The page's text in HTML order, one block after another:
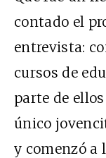
contado el
entrevista:
cursos de
parte de
único
y comenzó a